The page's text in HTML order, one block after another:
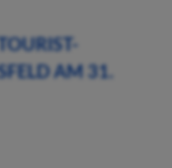
AM 31.